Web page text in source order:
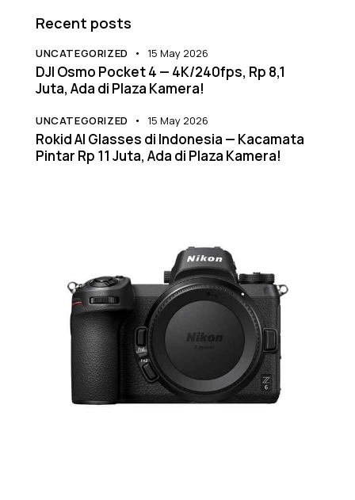
Recent posts
UNCATEGORIZED 15 May 2026
DJI Osmo Pocket 4 — 4K/240fps, Rp 8,1
Juta, Ada di Plaza Kamera!
UNCATEGORIZED 15 May 2026
Rokid AI Glasses di Indonesia — Kacamata
Pintar Rp 11 Juta, Ada di Plaza Kamera!